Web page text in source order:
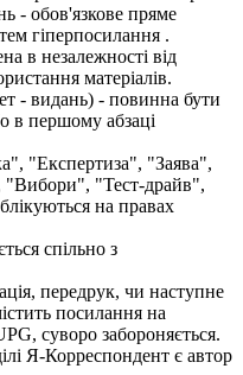
- обов'язкове пряме
гіперпосилання .
в незалежності від
матеріалів.
- видань) - повинна бути
в першому абзаці
"Експертиза", "Заява",
"Вибори", "Тест-драйв",
на правах
спільно з
передрук, чи наступне
посилання на
суворо забороняється.
Я-Корреспондент є автор